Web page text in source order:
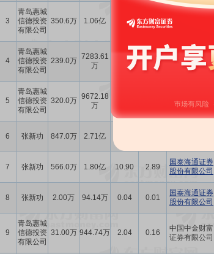
3
青岛惠城
信德投资
有限公司
350.6万 1.06亿 23.12 1.78
广发证券股份
4
青岛惠城
信德投资
有限公司
239.0万 7283.61
万
15.77 1.22
中国中金财富
证券有限公司
5
青岛惠城
信德投资
有限公司
320.0万 9672.18
万
有限公司
6 张新功 847.0万 2.71亿
7 张新功 566.0万 1.80亿 10.90 2.89
国泰海通证券
股份有限公司
8 张新功 2.00万 94.14万 0.04 0.01
国泰海通证券
股份有限公司
9
青岛惠城
信德投资
有限公司
31.00万 944.74万 2.04 0.16
中国中金财富
证券有限公司